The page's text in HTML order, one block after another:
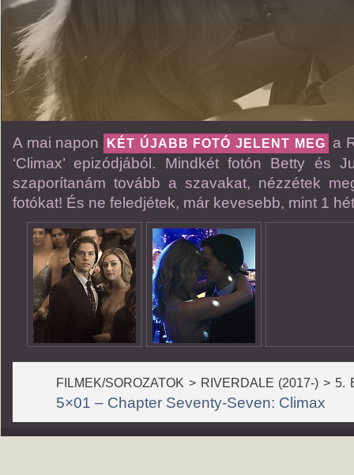
A mai napon KÉT ÚJABB FOTÓ JELENT MEG
a
‘Climax’ epizódjából. Mindkét fotón Betty és
szaporítanám tovább a szavakat, nézzétek
fotókat! És ne feledjétek, már kevesebb, mint 1
FILMEK/SOROZATOK > RIVERDALE (2017-) > 5.
5×01 – Chapter Seventy-Seven: Climax